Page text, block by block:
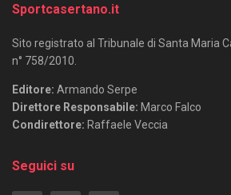
Sportcasertano.it
Sito registrato al Tribunale di Santa Maria
n° 758/2010.
Editore: Armando Serpe
Direttore Responsabile: Marco Falco
Condirettore: Raffaele Veccia
Seguici su